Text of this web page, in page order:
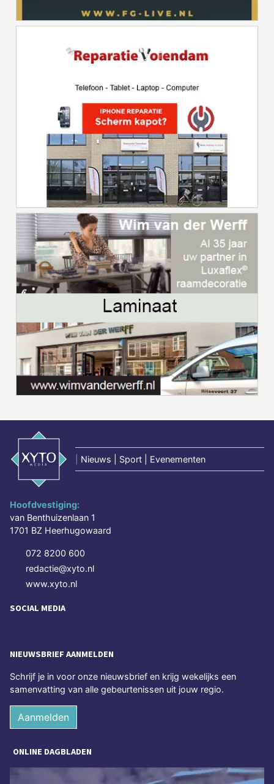
Nieuws | Sport | Evenementen
Hoofdvestiging:
van Benthuizenlaan 1
1701 BZ Heerhugowaard
072 8200 600
redactie@xyto.nl
www.xyto.nl
SOCIAL MEDIA
NIEUWSBRIEF AANMELDEN
Schrijf je in voor onze nieuwsbrief en krijg wekelijks een
samenvatting van alle gebeurtenissen uit jouw regio.
Aanmelden
ONLINE DAGBLADEN